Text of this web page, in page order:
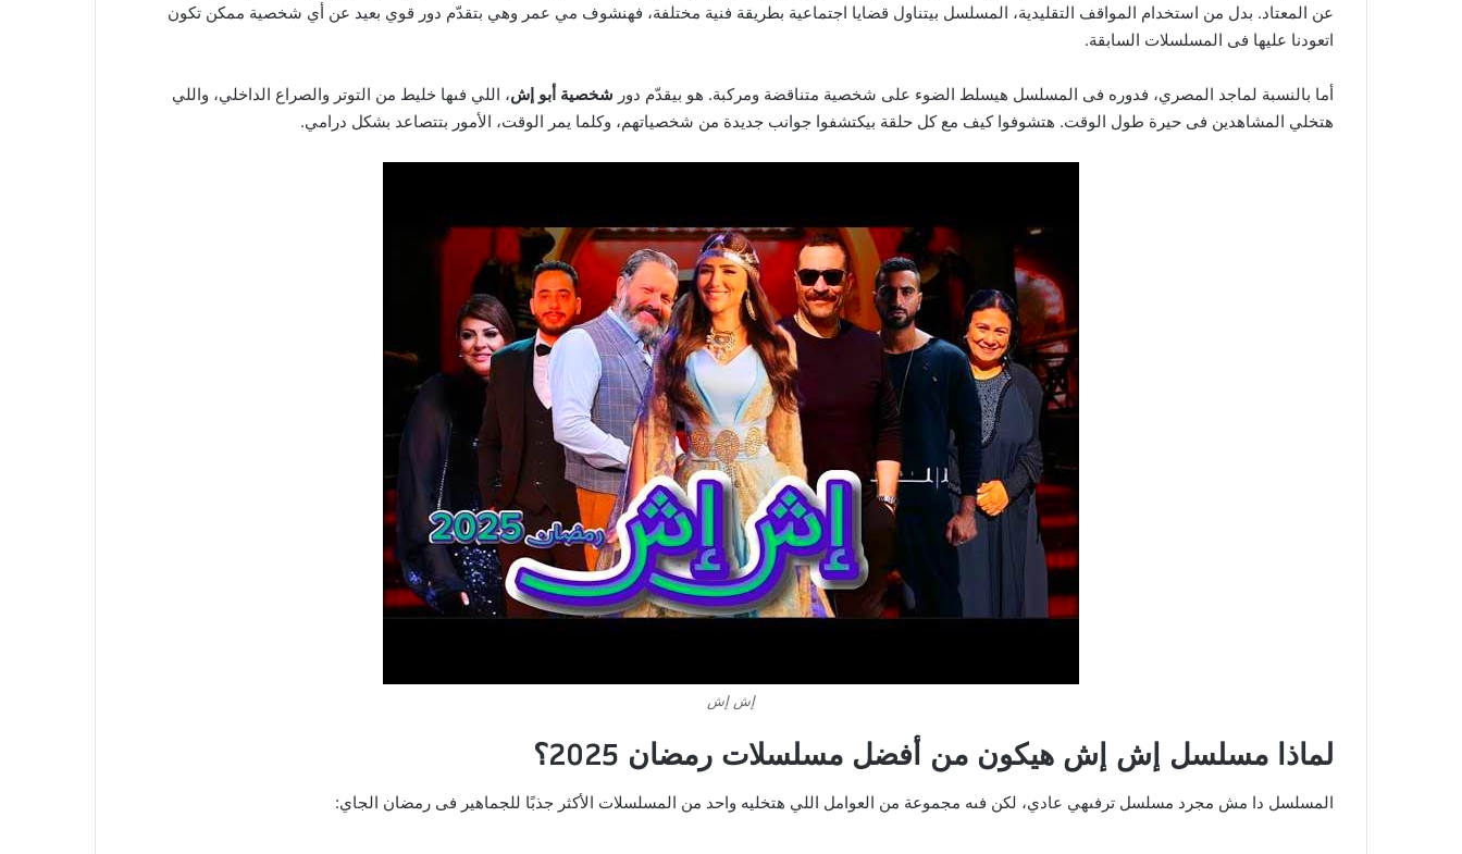
عن المعتاد. بدل من استخدام المواقف التقليدية، المسلسل بيتناول قضايا اجتماعية بطريقة فنية مختلفة، فهنشوف مي عمر وهي بتقدّم دور قوي بعيد عن أي شخصية ممكن تكون
اتعودنا عليها فى المسلسلات السابقة.
أما بالنسبة لماجد المصري، فدوره فى المسلسل هيسلط الضوء على شخصية متناقضة ومركبة. هو بيقدّم دور شخصية أبو إش، اللي فىها خليط من التوتر والصراع الداخلي، واللي
هتخلي المشاهدين فى حيرة طول الوقت. هتشوفوا كيف مع كل حلقة بيكتشفوا جوانب جديدة من شخصياتهم، وكلما يمر الوقت، الأمور بتتصاعد بشكل درامي.
إش إش
لماذا مسلسل إش إش هيكون من أفضل مسلسلات رمضان 2025؟
المسلسل دا مش مجرد مسلسل ترفىهي عادي، لكن فىه مجموعة من العوامل اللي هتخليه واحد من المسلسلات الأكثر جذبًا للجماهير فى رمضان الجاي: